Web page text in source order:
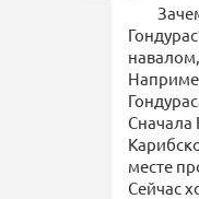
Сначала
месте
Сейчас